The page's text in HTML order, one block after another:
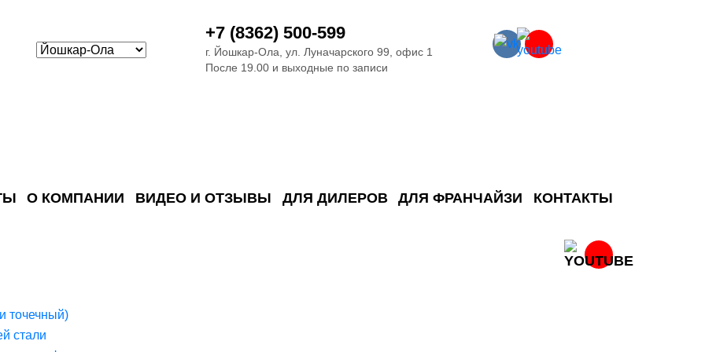
+7 (8362) 500-599
г. Йошкар-Ола, ул. Луначарского 99, офис 1
После 19.00 и выходные по записи
О КОМПАНИИ ВИДЕО И ОТЗЫВЫ ДЛЯ ДИЛЕРОВ ДЛЯ ФРАНЧАЙЗИ КОНТАКТЫ
точечный)
стали